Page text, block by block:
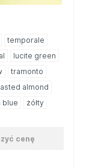
temporale
lucite green
tramonto
almond
blue żółty
cenę